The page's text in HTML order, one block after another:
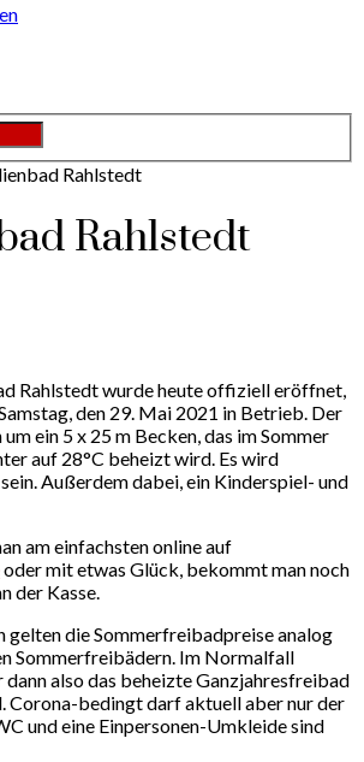
Rahlstedt
Rahlstedt
Rahlstedt wurde heute offiziell eröffnet,
den 29. Mai 2021 in Betrieb. Der
ein 5 x 25 m Becken, das im Sommer
auf 28°C beheizt wird. Es wird
Außerdem dabei, ein Kinderspiel- und
am einfachsten online auf
oder mit etwas Glück, bekommt man noch
der Kasse.
gelten die Sommerfreibadpreise analog
Sommerfreibädern. Im Normalfall
also das beheizte Ganzjahresfreibad
Corona-bedingt darf aktuell aber nur der
und eine Einpersonen-Umkleide sind